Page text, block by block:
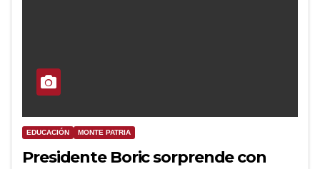
EDUCACIÓN MONTE PATRIA
Presidente Boric sorprende con